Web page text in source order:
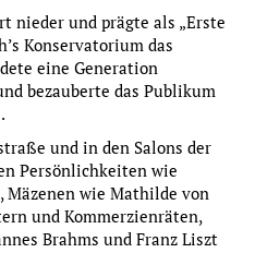
nieder und prägte als „Erste
Konservatorium das
eine Generation
bezauberte das Publikum
und in den Salons der
Persönlichkeiten wie
Mäzenen wie Mathilde von
und Kommerzienräten,
Brahms und Franz Liszt